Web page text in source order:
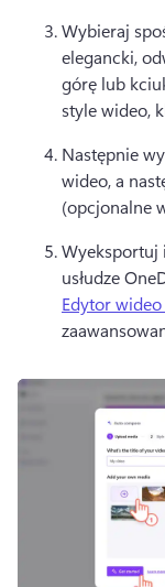
Wybieraj
elegancki,
górę lub
style wideo,
Następnie
wideo, a
(opcjonalne
Wyeksportuj
usłudze
Edytor